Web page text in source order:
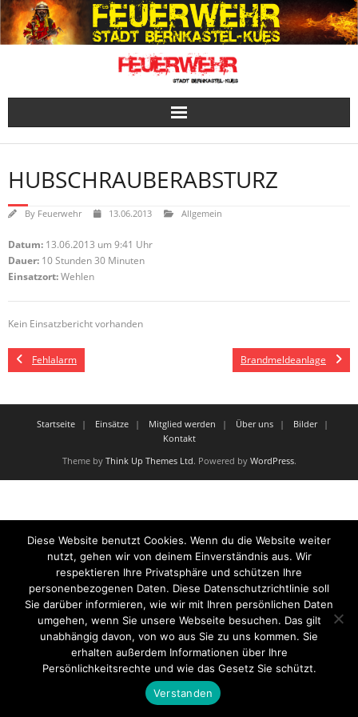
Skip
to
content
HUBSCHRAUBERABSTURZ
By Feuerwehr 13.06.2013 Allgemein
Datum: 13.06.2013 um 9:41 Uhr
Dauer: 10 Stunden 30 Minuten
Einsatzort:Wehlen
Kein Einsatzbericht vorhanden
Fehlalarm Brandmeldeanlage
Startseite Einsätze Mitglied werden Über uns
Bilder
Kontakt
Theme by Think Up Themes Ltd. Powered by WordPress.
Diese Website benutzt Cookies. Wenn du die Website weiter
nutzt, gehen wir von deinem Einverständnis aus. Wir
respektieren Ihre Privatsphäre und schützen Ihre
personenbezogenen Daten. Diese Datenschutzrichtlinie soll
Sie darüber informieren, wie wir mit Ihren persönlichen Daten
umgehen, wenn Sie unsere Webseite besuchen. Das gilt
unabhängig davon, von wo aus Sie zu uns kommen. Sie
erhalten außerdem Informationen über Ihre
Persönlichkeitsrechte und wie das Gesetz Sie schützt.
Verstanden